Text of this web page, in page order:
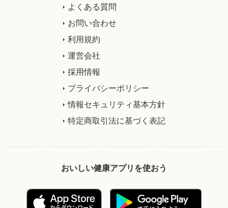
よくある質問
お問い合わせ
利用規約
運営会社
採用情報
プライバシーポリシー
情報セキュリティ基本方針
特定商取引法に基づく表記
おいしい健康アプリを使おう